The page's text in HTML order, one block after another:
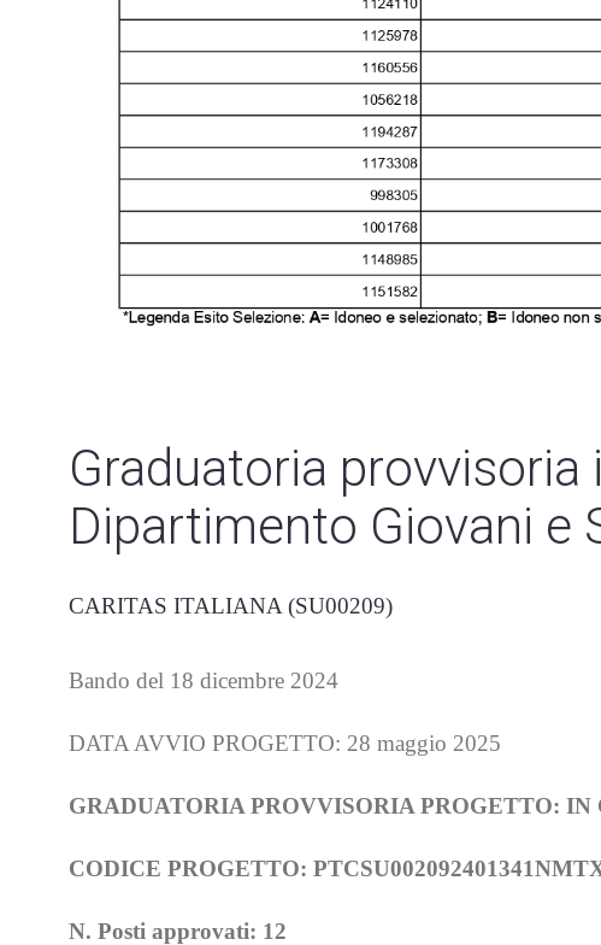
Graduatoria provvisoria
Dipartimento Giovani e
CARITAS ITALIANA (SU00209)
Bando del 18 dicembre 2024
DATA AVVIO PROGETTO: 28 maggio 2025
GRADUATORIA PROVVISORIA PROGETTO:
CODICE PROGETTO:
N. Posti approvati: 12